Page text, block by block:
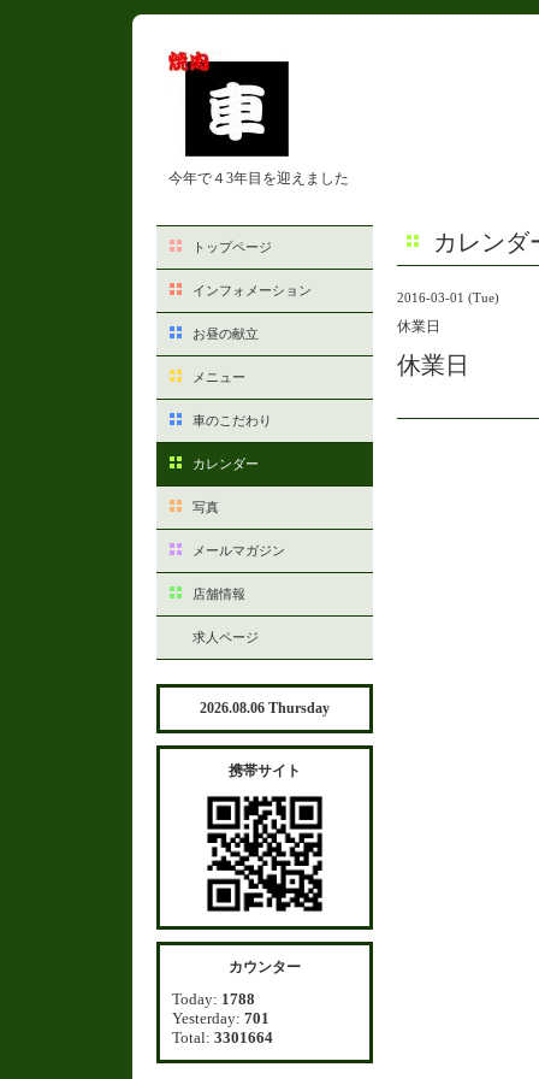
今年で４3年目を迎えました
カレンダ
2016-03-01 (Tue)
休業日
休業日
トップページ
インフォメーション
お昼の献立
メニュー
車のこだわり
カレンダー
写真
メールマガジン
店舗情報
求人ページ
2026.08.06 Thursday
携帯サイト
カウンター
Today: 1788
Yesterday: 701
Total: 3301664